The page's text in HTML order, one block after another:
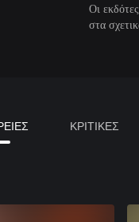
Οι
στα
ΚΡΙΤΙΚΕΣ